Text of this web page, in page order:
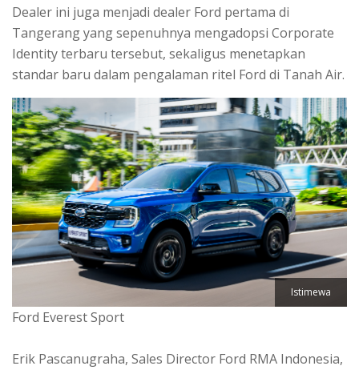
Dealer ini juga menjadi dealer Ford pertama di
Tangerang yang sepenuhnya mengadopsi Corporate
Identity terbaru tersebut, sekaligus menetapkan
standar baru dalam pengalaman ritel Ford di Tanah Air.
Istimewa
Ford Everest Sport
Erik Pascanugraha, Sales Director Ford RMA Indonesia,